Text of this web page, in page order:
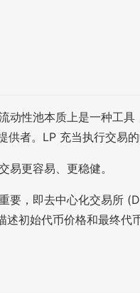
性池本质上是一种工
者。LP 充当执行交易
更容易、更稳健。
，即去中心化交易所
初始代币价格和最终